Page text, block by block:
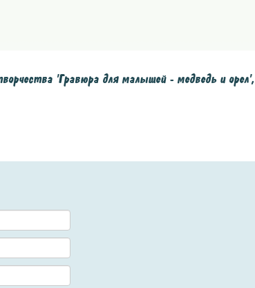
'Гравюра для малышей - медведь и орел',